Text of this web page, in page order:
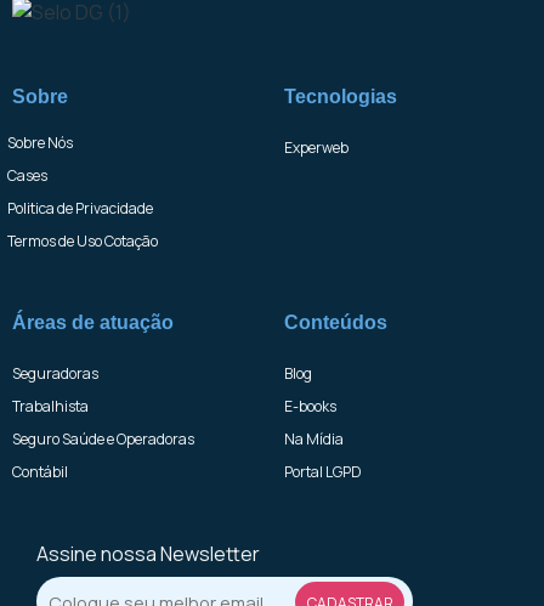
Sobre
Sobre Nós
Cases
Politica de Privacidade
Termos de Uso Cotação
Tecnologias
Experweb
Áreas de atuação
Seguradoras
Trabalhista
Seguro Saúde e Operadoras
Contábil
Conteúdos
Blog
E-books
Na Mídia
Portal LGPD
Assine nossa Newsletter